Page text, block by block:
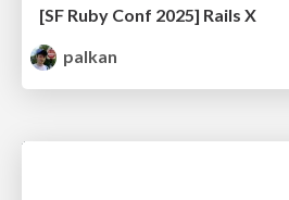
[SF Ruby Conf 2025] Rails X
palkan